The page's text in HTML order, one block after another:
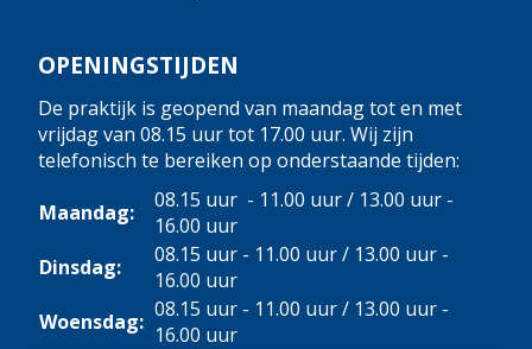
OPENINGSTIJDEN
De praktijk is geopend van maandag tot en met
vrijdag van 08.15 uur tot 17.00 uur. Wij zijn
telefonisch te bereiken op onderstaande tijden:
Maandag:
08.15 uur - 11.00 uur / 13.00 uur -
16.00 uur
Dinsdag:
08.15 uur - 11.00 uur / 13.00 uur -
16.00 uur
Woensdag: 08.15 uur - 11.00 uur / 13.00 uur -
16.00 uur